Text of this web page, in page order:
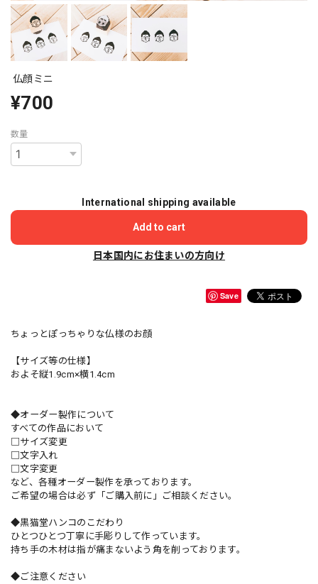
仏顔ミニ
¥700
数量
International shipping available
Add to cart
日本国内にお住まいの方向け
Save
ちょっとぽっちゃりな仏様のお顔
【サイズ等の仕様】
およそ縦1.9cm×横1.4cm
◆オーダー製作について
すべての作品において
□サイズ変更
□文字入れ
□文字変更
など、各種オーダー製作を承っております。
ご希望の場合は必ず「ご購入前に」ご相談ください。
◆黒猫堂ハンコのこだわり
ひとつひとつ丁寧に手彫りして作っています。
持ち手の木材は指が痛まないよう角を削っております。
◆ご注意ください